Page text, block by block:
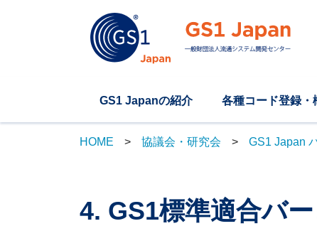
GS1 Japanの紹介 各種コード登録・
HOME 協議会・研究会 GS1 Japan
4. GS1標準適合バ